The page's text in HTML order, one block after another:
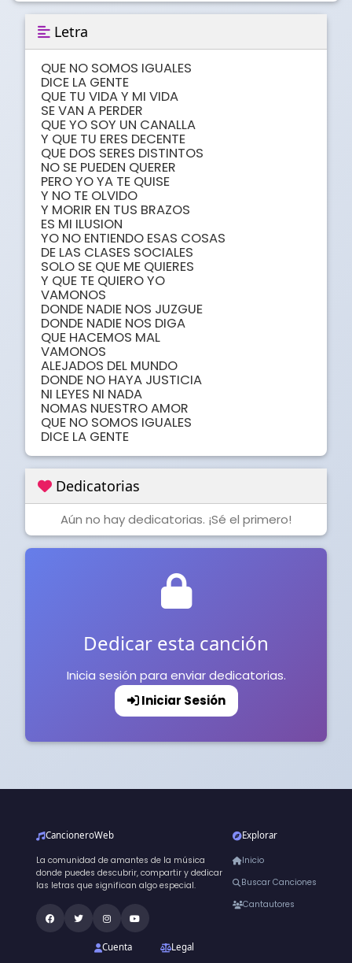
Letra
QUE NO SOMOS IGUALES
DICE LA GENTE
QUE TU VIDA Y MI VIDA
SE VAN A PERDER
QUE YO SOY UN CANALLA
Y QUE TU ERES DECENTE
QUE DOS SERES DISTINTOS
NO SE PUEDEN QUERER
PERO YO YA TE QUISE
Y NO TE OLVIDO
Y MORIR EN TUS BRAZOS
ES MI ILUSION
YO NO ENTIENDO ESAS COSAS
DE LAS CLASES SOCIALES
SOLO SE QUE ME QUIERES
Y QUE TE QUIERO YO
VAMONOS
DONDE NADIE NOS JUZGUE
DONDE NADIE NOS DIGA
QUE HACEMOS MAL
VAMONOS
ALEJADOS DEL MUNDO
DONDE NO HAYA JUSTICIA
NI LEYES NI NADA
NOMAS NUESTRO AMOR
QUE NO SOMOS IGUALES
DICE LA GENTE
Dedicatorias
Aún no hay dedicatorias. ¡Sé el primero!
Dedicar esta canción
Inicia sesión para enviar dedicatorias.
Iniciar Sesión
CancioneroWeb
La comunidad de amantes de la música
donde puedes descubrir, compartir y dedicar
las letras que significan algo especial.
Explorar
Inicio
Buscar Canciones
Cantautores
Cuenta Legal